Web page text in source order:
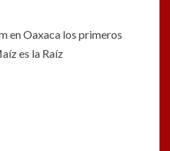
en Oaxaca los primeros
es la Raíz